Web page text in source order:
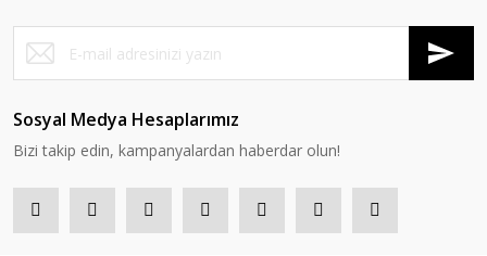
Sosyal Medya Hesaplarımız
Bizi takip edin, kampanyalardan haberdar olun!